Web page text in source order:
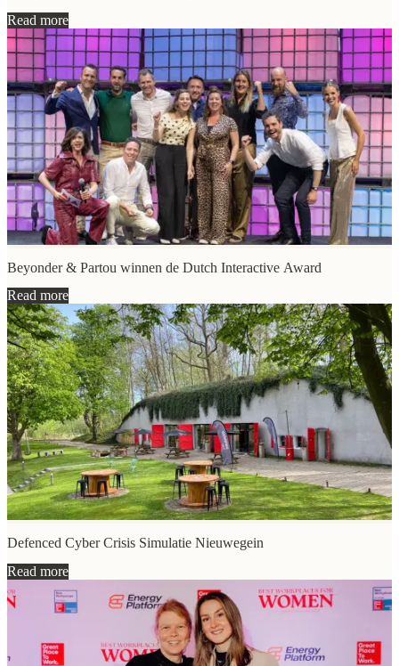
Read more
Beyonder & Partou winnen de Dutch Interactive Award
Read more
Defenced Cyber Crisis Simulatie Nieuwegein
Read more